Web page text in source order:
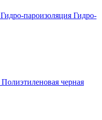
Гидро-пароизоляция Гидро-
Полиэтиленовая черная